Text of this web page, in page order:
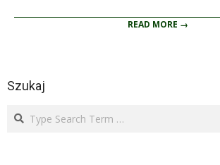
READ MORE →
Szukaj
Search